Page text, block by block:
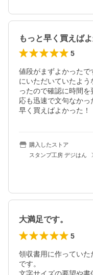
もっと早く買えばよ
5
値段がまずよかった
にいただいていたよ
ったので確認に時間
応も迅速で文句なかっ
早く買えばよかった！
購入したストア
スタンプ工房 デジはん
大満足です。
5
領収書用に作っていた
です。